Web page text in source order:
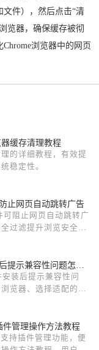
件），然后点击“清
览器，确保缓存被彻
浏览器中的网页
缓存清理教程
的详细教程，有效提
稳定性。
止网页自动跳转广告
阻止网页自动跳转广
过滤提升浏览安全与
google浏览器插件安装后提示兼容性问题怎么办
装后提示兼容性问
览器、选择适配的插
件管理操作方法教程
持插件管理功能，便